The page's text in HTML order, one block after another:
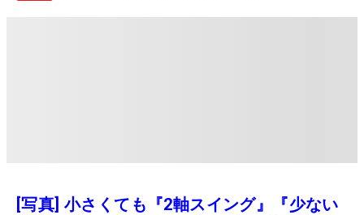
[写真] 小さくても『2軸スイング』『少ない